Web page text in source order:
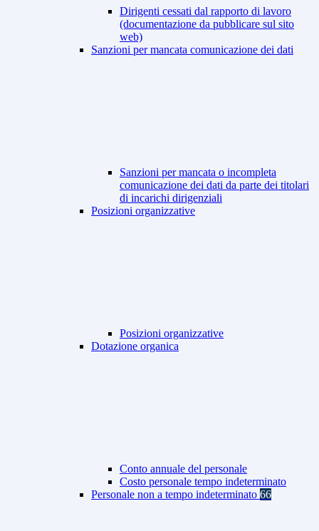
Dirigenti cessati dal rapporto di lavoro
(documentazione da pubblicare sul sito
web)
Sanzioni per mancata comunicazione dei dati
Sanzioni per mancata o incompleta
comunicazione dei dati da parte dei titolari
di incarichi dirigenziali
Posizioni organizzative
Posizioni organizzative
Dotazione organica
Conto annuale del personale
Costo personale tempo indeterminato
Personale non a tempo indeterminato 66